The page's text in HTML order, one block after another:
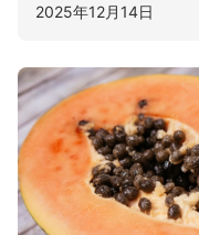
2025年12月14日